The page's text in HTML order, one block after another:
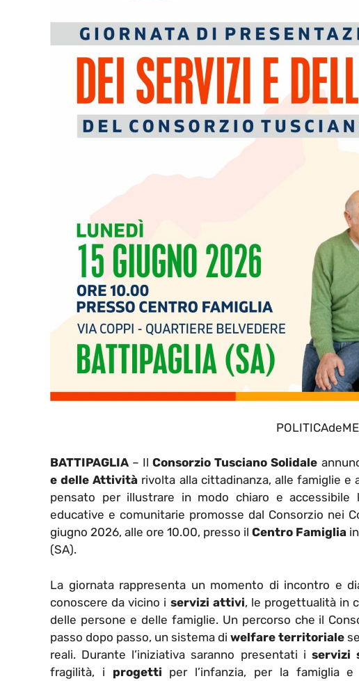
BATTIPAGLIA – IlConsorzio Tusciano Solidale
e delle Attività rivolta alla cittadinanza, alle famiglie
pensato per illustrare in modo chiaro e accessibile
educative e comunitarie promosse dal Consorzio nei
giugno 2026, alle ore 10.00, presso il Centro Famiglia
(SA).
La giornata rappresenta un momento di incontro e
conoscere da vicino i servizi attivi, le progettualità in
delle persone e delle famiglie. Un percorso che il
passo dopo passo, un sistema di welfare territoriale
reali. Durante l’iniziativa saranno presentati i servizi
fragilità, i progetti per l’infanzia, per la famiglia